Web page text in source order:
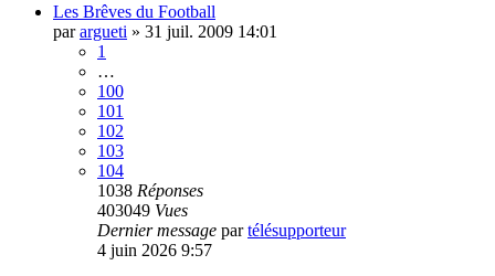
Les Brêves du Football
parargueti » 31 juil. 2009 14:01
1
…
100
101
102
103
104
1038 Réponses
403049 Vues
Dernier message partélésupporteur
4 juin 2026 9:57